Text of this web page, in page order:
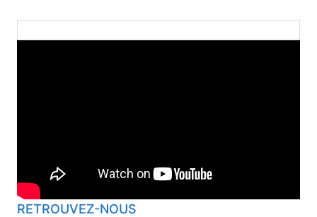
RETROUVEZ-NOUS